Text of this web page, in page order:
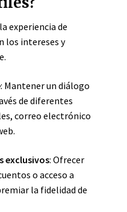
experiencia de
los intereses y
: Mantener un diálogo
de diferentes
correo electrónico
exclusivos: Ofrecer
o acceso a
la fidelidad de